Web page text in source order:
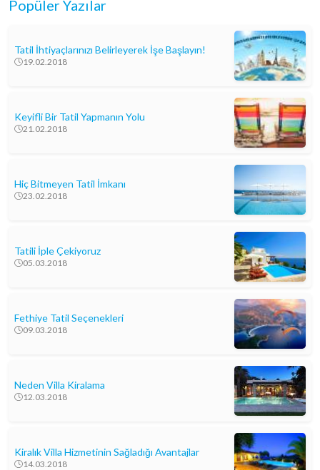
Popüler Yazılar
Tatil İhtiyaçlarınızı Belirleyerek İşe Başlayın!
19.02.2018
Keyifli Bir Tatil Yapmanın Yolu
21.02.2018
Hiç Bitmeyen Tatil İmkanı
23.02.2018
Tatili İple Çekiyoruz
05.03.2018
Fethiye Tatil Seçenekleri
09.03.2018
Neden Villa Kiralama
12.03.2018
Kiralık Villa Hizmetinin Sağladığı Avantajlar
14.03.2018